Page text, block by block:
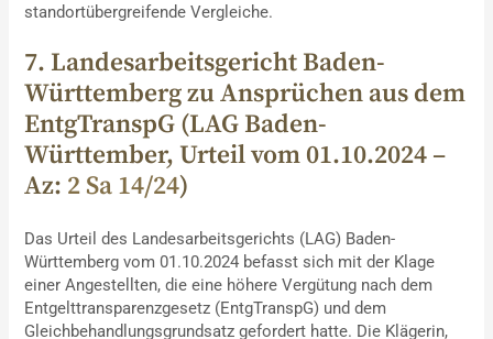
standortübergreifende Vergleiche.
7. Landesarbeitsgericht Baden-
Württemberg zu Ansprüchen aus dem
EntgTranspG (LAG Baden-
Württember, Urteil vom 01.10.2024 –
Az: 2 Sa 14/24)
Das Urteil des Landesarbeitsgerichts (LAG) Baden-
Württemberg vom 01.10.2024 befasst sich mit der Klage
einer Angestellten, die eine höhere Vergütung nach dem
Entgelttransparenzgesetz (EntgTranspG) und dem
Gleichbehandlungsgrundsatz gefordert hatte. Die Klägerin,